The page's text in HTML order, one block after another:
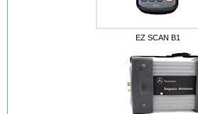
EZ SCAN B1